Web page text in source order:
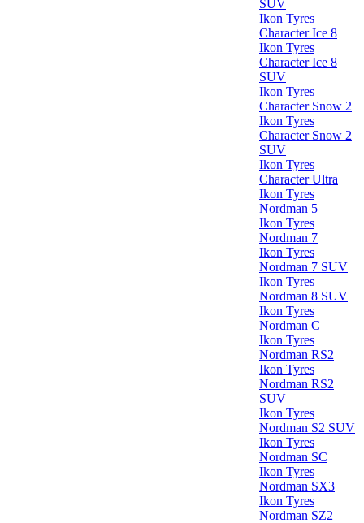
SUV
Ikon Tyres
Character Ice 8
Ikon Tyres
Character Ice 8
SUV
Ikon Tyres
Character Snow 2
Ikon Tyres
Character Snow 2
SUV
Ikon Tyres
Character Ultra
Ikon Tyres
Nordman 5
Ikon Tyres
Nordman 7
Ikon Tyres
Nordman 7 SUV
Ikon Tyres
Nordman 8 SUV
Ikon Tyres
Nordman C
Ikon Tyres
Nordman RS2
Ikon Tyres
Nordman RS2
SUV
Ikon Tyres
Nordman S2 SUV
Ikon Tyres
Nordman SC
Ikon Tyres
Nordman SX3
Ikon Tyres
Nordman SZ2